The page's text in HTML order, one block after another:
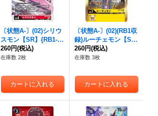
〔状態A-〕(02)シリウ
スモン【SR】{RB1-01
0}《赤》
260円(税込)
在庫数 2枚
〔状態A-〕(02)(RB1収
録)ルーチェモン【SE
C】{BT4-115}《黄》
260円(税込)
在庫数 3枚